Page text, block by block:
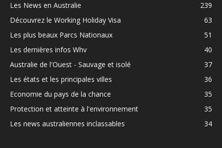
Les News en Australie
239
Découvrez le Working Holiday Visa
63
Les plus beaux Parcs Nationaux
51
Les dernières infos Whv
40
Australie de l'Ouest - Sauvage et isolé
37
Les états et les principales villes
36
Economie du pays de la chance
35
Protection et atteinte à l'environnement
35
Les news australiennes inclassables
34